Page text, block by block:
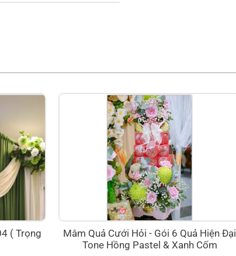
( Trọng
Mâm Quả Cưới Hỏi - Gói 6 Quả Hiện Đại
Tone Hồng Pastel & Xanh Cốm